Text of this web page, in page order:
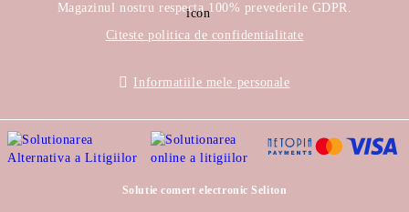
Magazinul nostru respecta 100% prevederile GDPR.
Citeste politica de confidentialitate
Informatiile mele personale
Solutie comert electronic Seliton